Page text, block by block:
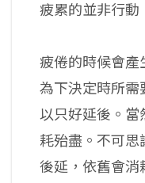
疲累的並非行動
疲倦的時候會產
為下決定時所需
以只好延後。當
耗殆盡。不可思
後延，依舊會消